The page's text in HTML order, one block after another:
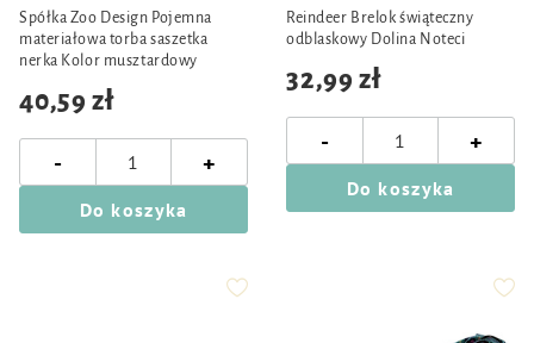
Spółka Zoo Design Pojemna
materiałowa torba saszetka
nerka Kolor musztardowy
40,59 zł
- +
Do koszyka
Reindeer Brelok świąteczny
odblaskowy Dolina Noteci
32,99 zł
- +
Do koszyka